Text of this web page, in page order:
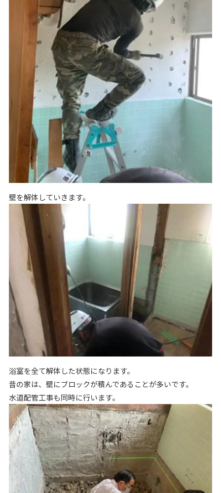
壁を解体していきます。
浴室を全て解体した状態になります。
昔の家は、壁にブロックが積んであることが多いです。
水道配管工事も同時に行います。